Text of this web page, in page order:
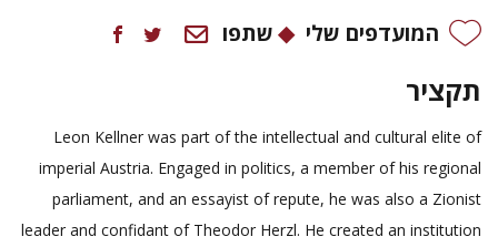
המועדפים שלי שתפו
תקציר
Leon Kellner was part of the intellectual and cultural elite of
imperial Austria. Engaged in politics, a member of his regional
parliament, and an essayist of repute, he was also a Zionist
leader and confidant of Theodor Herzl. He created an institution